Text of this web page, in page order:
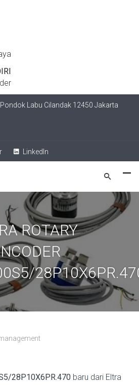
Labu Cilandak 12450 Jakarta
LinkedIn
ROTARY
28P10X6PR.470 baru dari Eltra